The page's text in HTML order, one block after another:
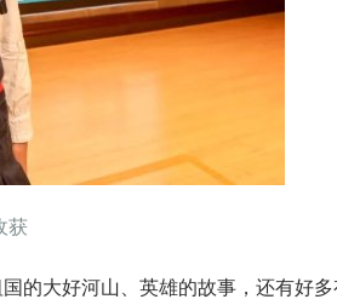
获
大好河山、英雄的故事，还有好多